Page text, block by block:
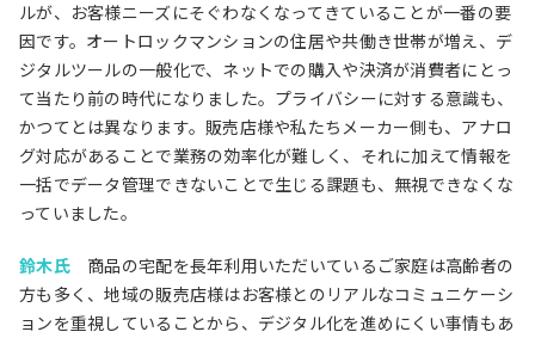
ルが、お客様ニーズにそぐわなくなってきていることが一番の要
因です。オートロックマンションの住居や共働き世帯が増え、デ
ジタルツールの一般化で、ネットでの購入や決済が消費者にとっ
て当たり前の時代になりました。プライバシーに対する意識も、
かつてとは異なります。販売店様や私たちメーカー側も、アナロ
グ対応があることで業務の効率化が難しく、それに加えて情報を
一括でデータ管理できないことで生じる課題も、無視できなくな
っていました。
鈴木氏商品の宅配を長年利用いただいているご家庭は高齢者の
方も多く、地域の販売店様はお客様とのリアルなコミュニケーシ
ョンを重視していることから、デジタル化を進めにくい事情もあ